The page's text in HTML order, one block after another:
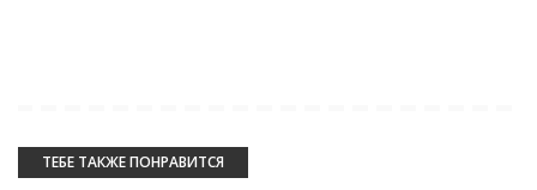
ТЕБЕ ТАКЖЕ ПОНРАВИТСЯ